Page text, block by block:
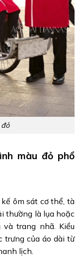
màu đỏ phổ
ôm sát cơ thể, tà
thường là lụa hoặc
trang nhã. Kiểu
trưng của áo dài từ
lịch.